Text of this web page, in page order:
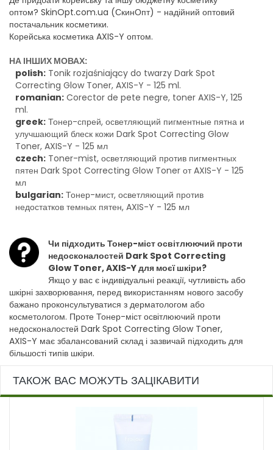
оптом? SkinOpt.com.ua (СкинОпт) - надійний оптовий
постачальник косметики.
Корейська косметика AXIS-Y оптом.
НА ІНШИХ МОВАХ:
polish: Tonik rozjaśniający do twarzy Dark Spot
Correcting Glow Toner, AXIS-Y - 125 ml.
romanian: Corector de pete negre, toner AXIS-Y, 125
ml.
greek: Тонер-спрей, осветляющий пигментные пятна и
улучшающий блеск кожи Dark Spot Correcting Glow
Toner, AXIS-Y - 125 мл
czech: Toner-mist, осветляющий против пигментных
пятен Dark Spot Correcting Glow Toner от AXIS-Y - 125
мл
bulgarian: Тонер-мист, осветляющий против
недостатков темных пятен, AXIS-Y - 125 мл
Чи підходить Тонер-міст освітлюючий проти
недосконалостей Dark Spot Correcting
Glow Toner, AXIS-Y для моєї шкіри?
Якщо у вас є індивідуальні реакції, чутливість або
шкірні захворювання, перед використанням нового засобу
бажано проконсультуватися з дерматологом або
косметологом. Проте Тонер-міст освітлюючий проти
недосконалостей Dark Spot Correcting Glow Toner,
AXIS-Y має збалансований склад і зазвичай підходить для
більшості типів шкіри.
ТАКОЖ ВАС МОЖУТЬ ЗАЦІКАВИТИ